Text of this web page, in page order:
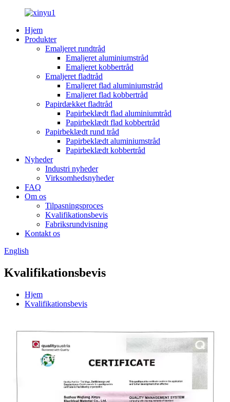
Hjem
Produkter
Emaljeret rundtråd
Emaljeret aluminiumstråd
Emaljeret kobbertråd
Emaljeret fladtråd
Emaljeret flad aluminiumstråd
Emaljeret flad kobbertråd
Papirdækket fladtråd
Papirbeklædt flad aluminiumtråd
Papirbeklædt flad kobbertråd
Papirbeklædt rund tråd
Papirbeklædt aluminiumstråd
Papirbeklædt kobbertråd
Nyheder
Industri nyheder
Virksomhedsnyheder
FAQ
Om os
Tilpasningsproces
Kvalifikationsbevis
Fabriksrundvisning
Kontakt os
English
Kvalifikationsbevis
Hjem
Kvalifikationsbevis